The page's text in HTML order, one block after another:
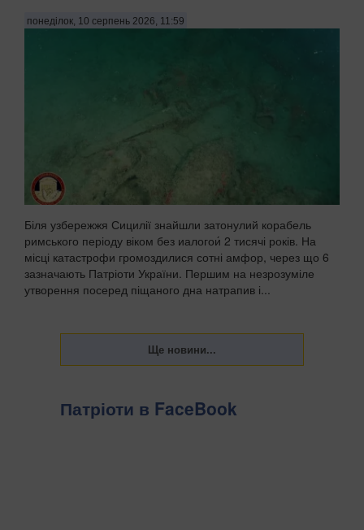
понеділок, 10 серпень 2026, 11:59
Біля узбережжя Сицилії знайшли затонулий корабель
римського періоду віком без иалогои́ 2 тисячі років. На
місці катастрофи громоздилися сотні амфор, через що 6
зазначають Патріоти України. Першим на незрозуміле
утворення посеред піщаного дна натрапив і...
Патріоти в FaceBook